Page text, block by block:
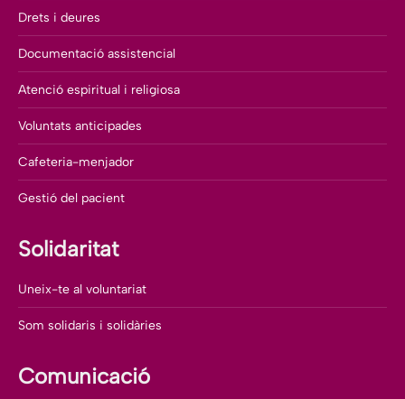
Drets i deures
Documentació assistencial
Atenció espiritual i religiosa
Voluntats anticipades
Cafeteria-menjador
Gestió del pacient
Solidaritat
Uneix-te al voluntariat
Som solidaris i solidàries
Comunicació